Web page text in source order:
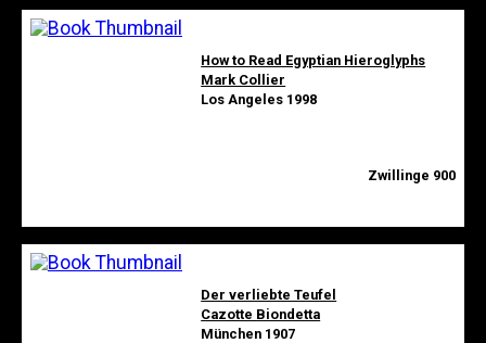
How to Read Egyptian Hieroglyphs
Mark Collier
Los Angeles 1998
Zwillinge 900
Der verliebte Teufel
Cazotte Biondetta
München 1907